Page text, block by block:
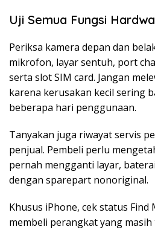
Uji Semua Fungsi
Periksa kamera depan dan
mikrofon, layar sentuh, port
serta slot SIM card. Jangan
karena kerusakan kecil sering
beberapa hari penggunaan.
Tanyakan juga riwayat servis
penjual. Pembeli perlu
pernah mengganti layar,
dengan sparepart nonoriginal.
Khusus iPhone, cek status Find
membeli perangkat yang